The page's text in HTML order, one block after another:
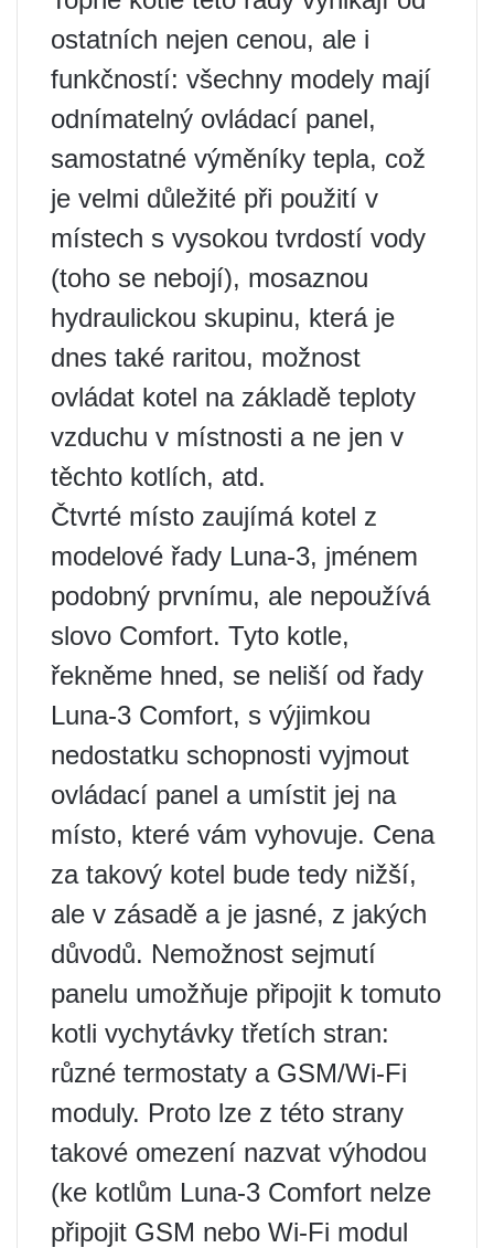
ostatních nejen cenou, ale i
funkčností: všechny modely mají
odnímatelný ovládací panel,
samostatné výměníky tepla, což
je velmi důležité při použití v
místech s vysokou tvrdostí vody
(toho se nebojí), mosaznou
hydraulickou skupinu, která je
dnes také raritou, možnost
ovládat kotel na základě teploty
vzduchu v místnosti a ne jen v
těchto kotlích, atd.
Čtvrté místo zaujímá kotel z
modelové řady Luna-3, jménem
podobný prvnímu, ale nepoužívá
slovo Comfort. Tyto kotle,
řekněme hned, se neliší od řady
Luna-3 Comfort, s výjimkou
nedostatku schopnosti vyjmout
ovládací panel a umístit jej na
místo, které vám vyhovuje. Cena
za takový kotel bude tedy nižší,
ale v zásadě a je jasné, z jakých
důvodů. Nemožnost sejmutí
panelu umožňuje připojit k tomuto
kotli vychytávky třetích stran:
různé termostaty a GSM/Wi-Fi
moduly. Proto lze z této strany
takové omezení nazvat výhodou
(ke kotlům Luna-3 Comfort nelze
připojit GSM nebo Wi-Fi modul